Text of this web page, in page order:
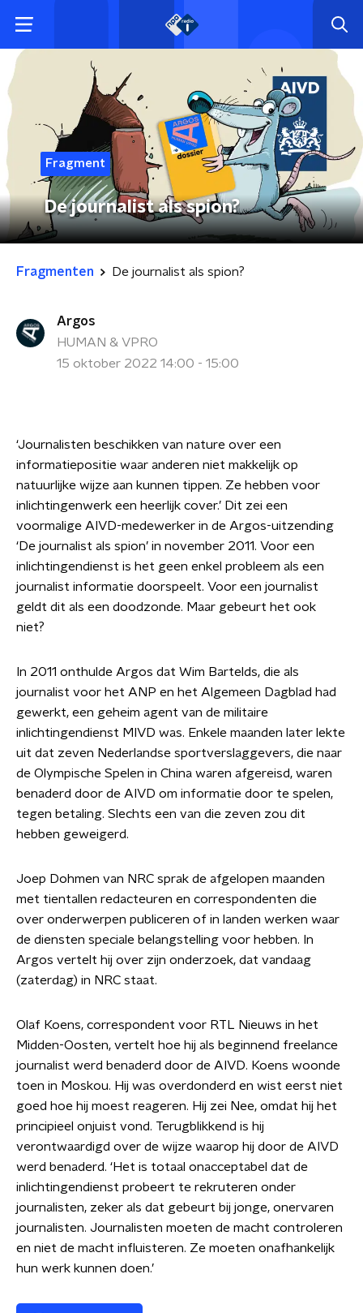
Fragment
De journalist als spion?
Fragmenten De journalist als spion?
Argos
HUMAN & VPRO
15 oktober 2022 14:00 - 15:00
‘Journalisten beschikken van nature over een
informatiepositie waar anderen niet makkelijk op
natuurlijke wijze aan kunnen tippen. Ze hebben voor
inlichtingenwerk een heerlijk cover.’ Dit zei een
voormalige AIVD-medewerker in de Argos-uitzending
‘De journalist als spion’ in november 2011. Voor een
inlichtingendienst is het geen enkel probleem als een
journalist informatie doorspeelt. Voor een journalist
geldt dit als een doodzonde. Maar gebeurt het ook
niet?
In 2011 onthulde Argos dat Wim Bartelds, die als
journalist voor het ANP en het Algemeen Dagblad had
gewerkt, een geheim agent van de militaire
inlichtingendienst MIVD was. Enkele maanden later lekte
uit dat zeven Nederlandse sportverslaggevers, die naar
de Olympische Spelen in China waren afgereisd, waren
benaderd door de AIVD om informatie door te spelen,
tegen betaling. Slechts een van die zeven zou dit
hebben geweigerd.
Joep Dohmen van NRC sprak de afgelopen maanden
met tientallen redacteuren en correspondenten die
over onderwerpen publiceren of in landen werken waar
de diensten speciale belangstelling voor hebben. In
Argos vertelt hij over zijn onderzoek, dat vandaag
(zaterdag) in NRC staat.
Olaf Koens, correspondent voor RTL Nieuws in het
Midden-Oosten, vertelt hoe hij als beginnend freelance
journalist werd benaderd door de AIVD. Koens woonde
toen in Moskou. Hij was overdonderd en wist eerst niet
goed hoe hij moest reageren. Hij zei Nee, omdat hij het
principieel onjuist vond. Terugblikkend is hij
verontwaardigd over de wijze waarop hij door de AIVD
werd benaderd. ‘Het is totaal onacceptabel dat de
inlichtingendienst probeert te rekruteren onder
journalisten, zeker als dat gebeurt bij jonge, onervaren
journalisten. Journalisten moeten de macht controleren
en niet de macht influisteren. Ze moeten onafhankelijk
hun werk kunnen doen.’